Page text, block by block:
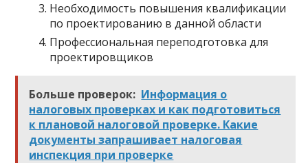
Необходимость повышения квалификации
по проектированию в данной области
Профессиональная переподготовка для
проектировщиков
Больше проверок: Информация о
налоговых проверках и как подготовиться
к плановой налоговой проверке. Какие
документы запрашивает налоговая
инспекция при проверке